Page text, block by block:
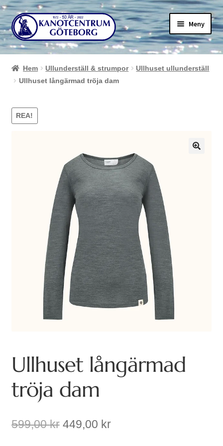
Hoppa
till
navigering
Hoppa
till
innehåll
Meny
Hem Ullunderställ & strumpor
Ullhuset ullunderställ
Ullhuset långärmad tröja dam
REA!
Ullhuset långärmad
tröja dam
599,00kr Det
449,00 krDet